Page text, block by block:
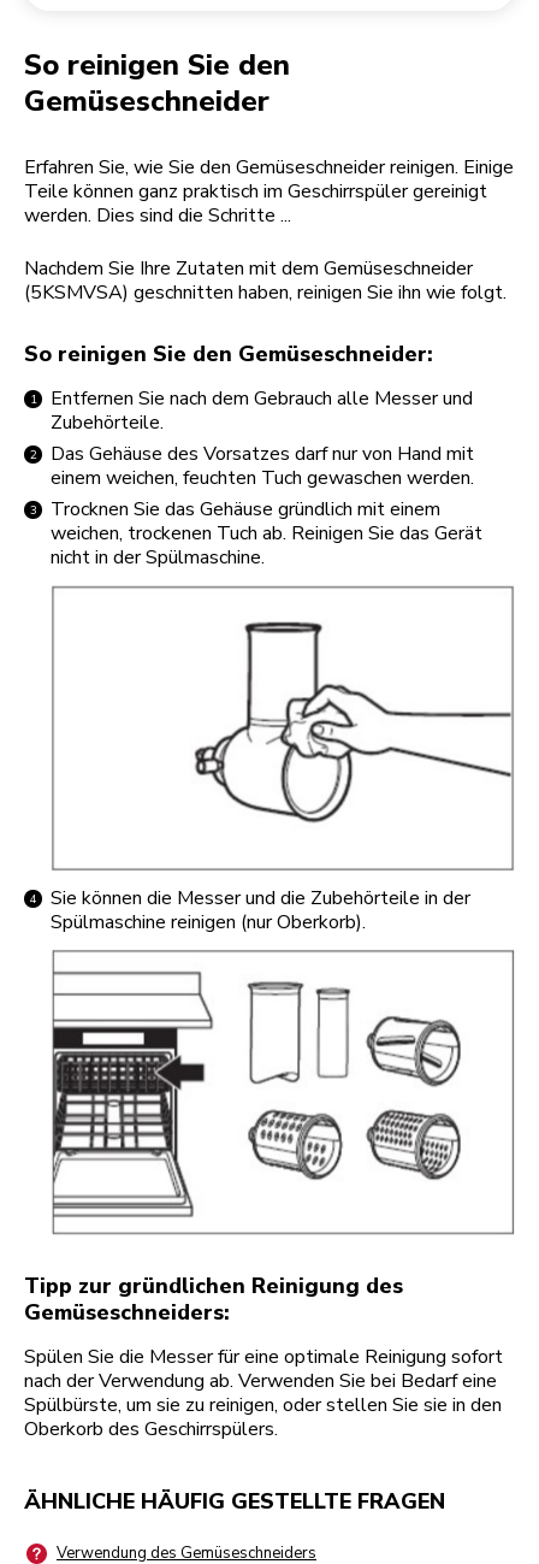
So reinigen Sie den
Gemüseschneider
Erfahren Sie, wie Sie den Gemüseschneider reinigen. Einige
Teile können ganz praktisch im Geschirrspüler gereinigt
werden. Dies sind die Schritte ...
Nachdem Sie Ihre Zutaten mit dem Gemüseschneider
(5KSMVSA) geschnitten haben, reinigen Sie ihn wie folgt.
So reinigen Sie den Gemüseschneider:
Entfernen Sie nach dem Gebrauch alle Messer und
Zubehörteile.
Das Gehäuse des Vorsatzes darf nur von Hand mit
einem weichen, feuchten Tuch gewaschen werden.
Trocknen Sie das Gehäuse gründlich mit einem
weichen, trockenen Tuch ab. Reinigen Sie das Gerät
nicht in der Spülmaschine.
Sie können die Messer und die Zubehörteile in der
Spülmaschine reinigen (nur Oberkorb).
Tipp zur gründlichen Reinigung des
Gemüseschneiders:
Spülen Sie die Messer für eine optimale Reinigung sofort
nach der Verwendung ab. Verwenden Sie bei Bedarf eine
Spülbürste, um sie zu reinigen, oder stellen Sie sie in den
Oberkorb des Geschirrspülers.
ÄHNLICHE HÄUFIG GESTELLTE FRAGEN
Verwendung des Gemüseschneiders